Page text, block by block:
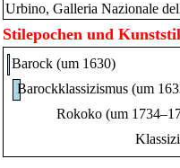
Urbino, Galleria Nazionale
Stilepochen und
Barock (um 1630)
Barockklassizismus (um
Rokoko (um